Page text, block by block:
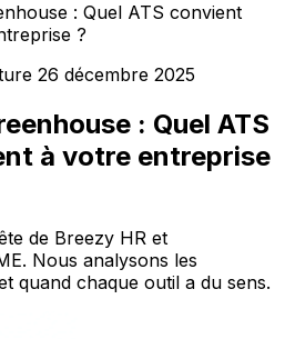
: Quel ATS convient
?
26 décembre 2025
: Quel ATS
à votre entreprise
de Breezy HR et
Nous analysons les
quand chaque outil a du sens.